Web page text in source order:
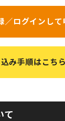
／ログインして
み手順はこちら
て